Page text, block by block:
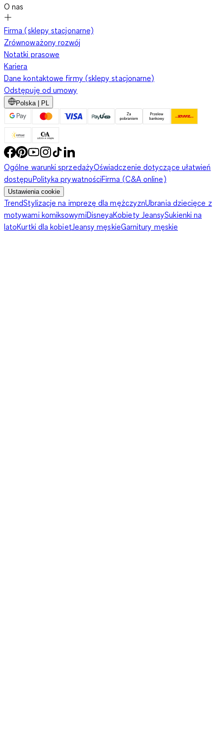
O nas
Firma (sklepy stacjonarne)
Zrównoważony rozwój
Notatki prasowe
Kariera
Dane kontaktowe firmy (sklepy stacjonarne)
Odstępuję od umowy
Polska | PL
Ogólne warunki sprzedażyOświadczenie dotyczące ułatwień
dostępuPolityka prywatnościFirma (C&A online)
Ustawienia cookie
TrendStylizacje na imprezę dla mężczyznUbrania dziecięce z
motywami komiksowymiDisneyaKobiety JeansySukienki na
latoKurtki dla kobiet Jeansy męskieGarnitury męskie